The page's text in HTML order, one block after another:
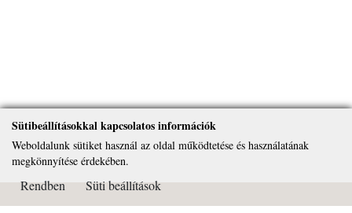
Sütibeállításokkal kapcsolatos információk
Weboldalunk sütiket használ az oldal működtetése és használatának
megkönnyítése érdekében.
Rendben Süti beállítások